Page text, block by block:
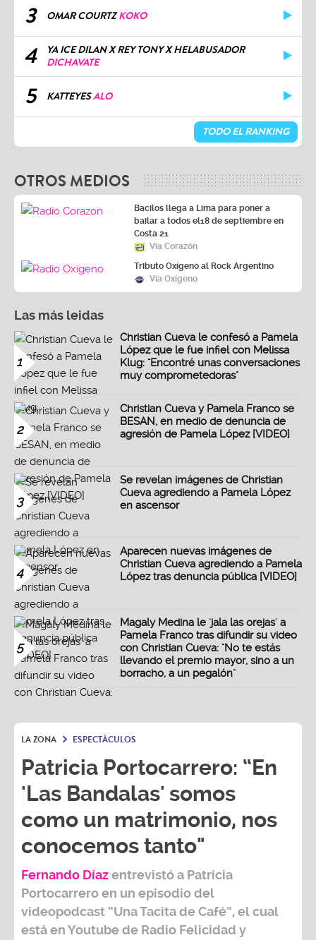
3 OMAR COURTZKOKO
4
YA ICE DILAN X REY TONY X HELABUSADOR
DICHAVATE
5 KATTEYESALO
TODO EL RANKING
OTROS MEDIOS
Bacilos llega a Lima para poner a
bailar a todos el18 de septiembre en
Costa 21
Vía Corazón
Tributo Oxígeno al Rock Argentino
Vía Oxígeno
Las más leidas
1
Christian Cueva le confesó a Pamela
López que le fue infiel con Melissa
Klug: "Encontré unas conversaciones
muy comprometedoras"
2
Christian Cueva y Pamela Franco se
BESAN, en medio de denuncia de
agresión de Pamela López [VIDEO]
3
Se revelan imágenes de Christian
Cueva agrediendo a Pamela López
en ascensor
4
Aparecen nuevas imágenes de
Christian Cueva agrediendo a Pamela
López tras denuncia pública [VIDEO]
5
Magaly Medina le 'jala las orejas' a
Pamela Franco tras difundir su video
con Christian Cueva: "No te estás
llevando el premio mayor, sino a un
borracho, a un pegalón"
LA ZONA ESPECTÁCULOS
Patricia Portocarrero: “En
'Las Bandalas' somos
como un matrimonio, nos
conocemos tanto"
Fernando Díazentrevistó a Patricia
Portocarreroen un episodio del
videopodcast “Una Tacita de Café”, el cual
está en Youtube de Radio Felicidad y